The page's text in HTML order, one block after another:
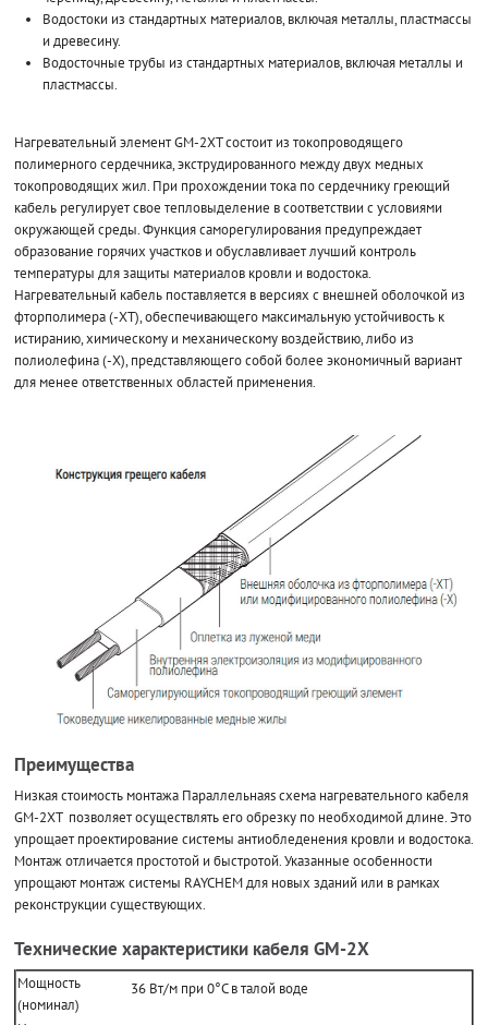
Водостоки из стандартных материалов, включая металлы, пластмассы
и древесину.
Водосточные трубы из стандартных материалов, включая металлы и
пластмассы.
Нагревательный элемент GM-2XT состоит из токопроводящего
полимерного сердечника, экструдированного между двух медных
токопроводящих жил. При прохождении тока по сердечнику греющий
кабель регулирует свое тепловыделение в соответствии с условиями
окружающей среды. Функция саморегулирования предупреждает
образование горячих участков и обуславливает лучший контроль
температуры для защиты материалов кровли и водостока.
Нагревательный кабель поставляется в версиях с внешней оболочкой из
фторполимера (-XT), обеспечивающего максимальную устойчивость к
истиранию, химическому и механическому воздействию, либо из
полиолефина (-X), представляющего собой более экономичный вариант
для менее ответственных областей применения.
Преимущества
Низкая стоимость монтажа Параллельнаяs схема нагревательного кабеля
GM-2XT позволяет осуществлять его обрезку по необходимой длине. Это
упрощает проектирование системы антиобледенения кровли и водостока.
Монтаж отличается простотой и быстротой. Указанные особенности
упрощают монтаж системы RAYCHEM для новых зданий или в рамках
реконструкции существующих.
Технические характеристики кабеля GM-2X
Мощность
(номинал)
36 Вт/м при 0°C в талой воде